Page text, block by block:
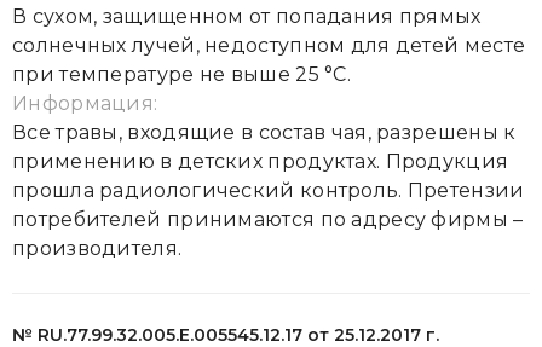
В сухом, защищенном от попадания прямых
солнечных лучей, недоступном для детей месте
при температуре не выше 25 °С.
Информация:
Все травы, входящие в состав чая, разрешены к
применению в детских продуктах. Продукция
прошла радиологический контроль. Претензии
потребителей принимаются по адресу фирмы –
производителя.
№ RU.77.99.32.005.Е.005545.12.17 от 25.12.2017 г.